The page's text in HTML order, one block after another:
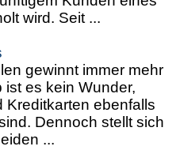
wird. Seit ...
gewinnt immer mehr
es kein Wunder,
Kreditkarten ebenfalls
Dennoch stellt sich
...